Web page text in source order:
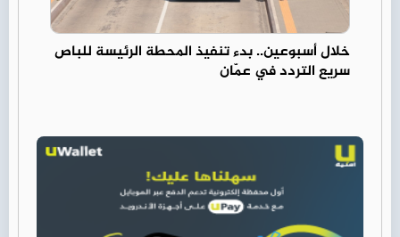
خلال أسبوعين.. بدء تنفيذ المحطة الرئيسة للباص
سريع التردد في عمّان